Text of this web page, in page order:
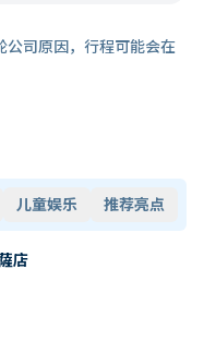
公司原因，行程可能会在
儿童娱乐 推荐亮点
店